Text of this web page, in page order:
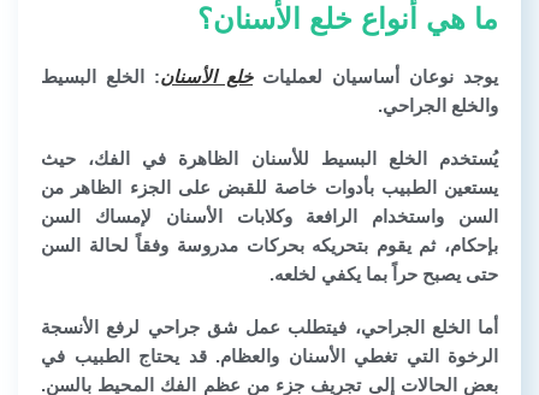
ما هي أنواع خلع الأسنان؟
يوجد نوعان أساسيان لعملياتخلع الأسنان: الخلع البسيط
والخلع الجراحي.
يُستخدم الخلع البسيط للأسنان الظاهرة في الفك، حيث
يستعين الطبيب بأدوات خاصة للقبض على الجزء الظاهر من
السن واستخدام الرافعة وكلابات الأسنان لإمساك السن
بإحكام، ثم يقوم بتحريكه بحركات مدروسة وفقاً لحالة السن
حتى يصبح حراً بما يكفي لخلعه.
أما الخلع الجراحي، فيتطلب عمل شق جراحي لرفع الأنسجة
الرخوة التي تغطي الأسنان والعظام. قد يحتاج الطبيب في
بعض الحالات إلى تجريف جزء من عظم الفك المحيط بالسن.